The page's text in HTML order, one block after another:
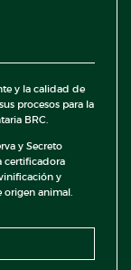
y la calidad de
procesos para la
BRC.
y Secreto
certificadora
y
origen animal.